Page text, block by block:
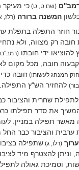
(שם ט, ט) כי מעיקר
המשנה ברורה(רלז, א)
חוזר התפלה בתפלת
רק מצווה, ולא
ידי חובתו(רמב"ם).
חובה, מכל מקום לא
המנהג לעשותו)חובה כדי
להחזיר הש"ץ התפילה.''
שחרית והציבור
את סדר תפילתו כרגיל,
תפילה במניין.
והציבור כבר החל
(רלו, ג) שתפילה בציבור
להצטרף מיד לציבור
וסמיכת גאולה לתפילה